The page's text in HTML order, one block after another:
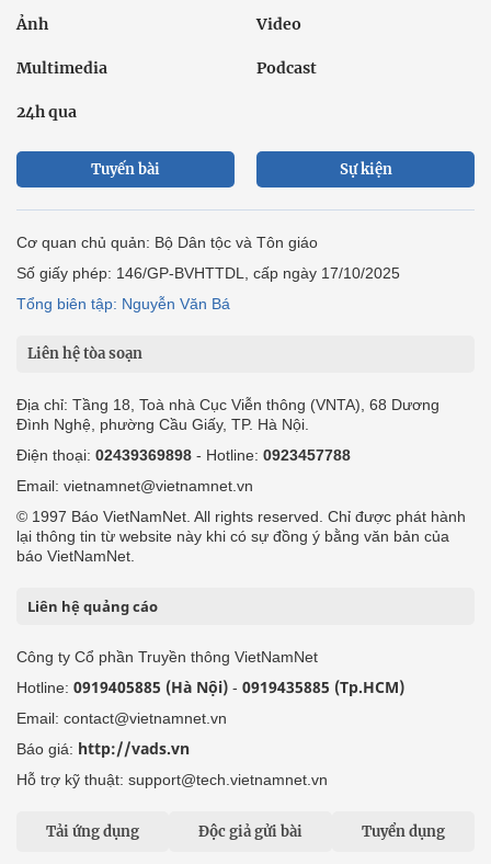
Ảnh Video
Multimedia Podcast
24h qua
Tuyến bài Sự kiện
Cơ quan chủ quản: Bộ Dân tộc và Tôn giáo
Số giấy phép: 146/GP-BVHTTDL, cấp ngày 17/10/2025
Tổng biên tập: Nguyễn Văn Bá
Liên hệ tòa soạn
Địa chỉ: Tầng 18, Toà nhà Cục Viễn thông (VNTA), 68 Dương
Đình Nghệ, phường Cầu Giấy, TP. Hà Nội.
Điện thoại: 02439369898 - Hotline: 0923457788
Email: vietnamnet@vietnamnet.vn
© 1997 Báo VietNamNet. All rights reserved. Chỉ được phát hành
lại thông tin từ website này khi có sự đồng ý bằng văn bản của
báo VietNamNet.
Liên hệ quảng cáo
Công ty Cổ phần Truyền thông VietNamNet
Hotline: 0919405885 (Hà Nội) - 0919435885 (Tp.HCM)
Email: contact@vietnamnet.vn
Báo giá: http://vads.vn
Hỗ trợ kỹ thuật: support@tech.vietnamnet.vn
Tải ứng dụng Độc giả gửi bài Tuyển dụng